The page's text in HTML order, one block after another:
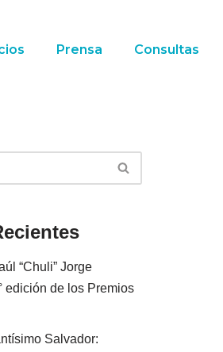
Prensa Consultas
“Chuli” Jorge
edición de los Premios
Salvador: